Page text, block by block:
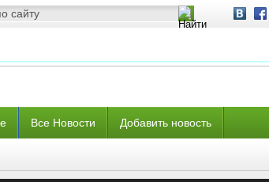
Все Новости Добавить новость